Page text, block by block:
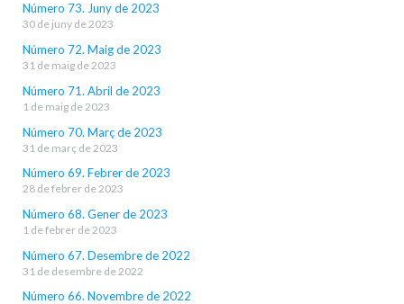
Número 73. Juny de 2023
30 de juny de 2023
Número 72. Maig de 2023
31 de maig de 2023
Número 71. Abril de 2023
1 de maig de 2023
Número 70. Març de 2023
31 de març de 2023
Número 69. Febrer de 2023
28 de febrer de 2023
Número 68. Gener de 2023
1 de febrer de 2023
Número 67. Desembre de 2022
31 de desembre de 2022
Número 66. Novembre de 2022